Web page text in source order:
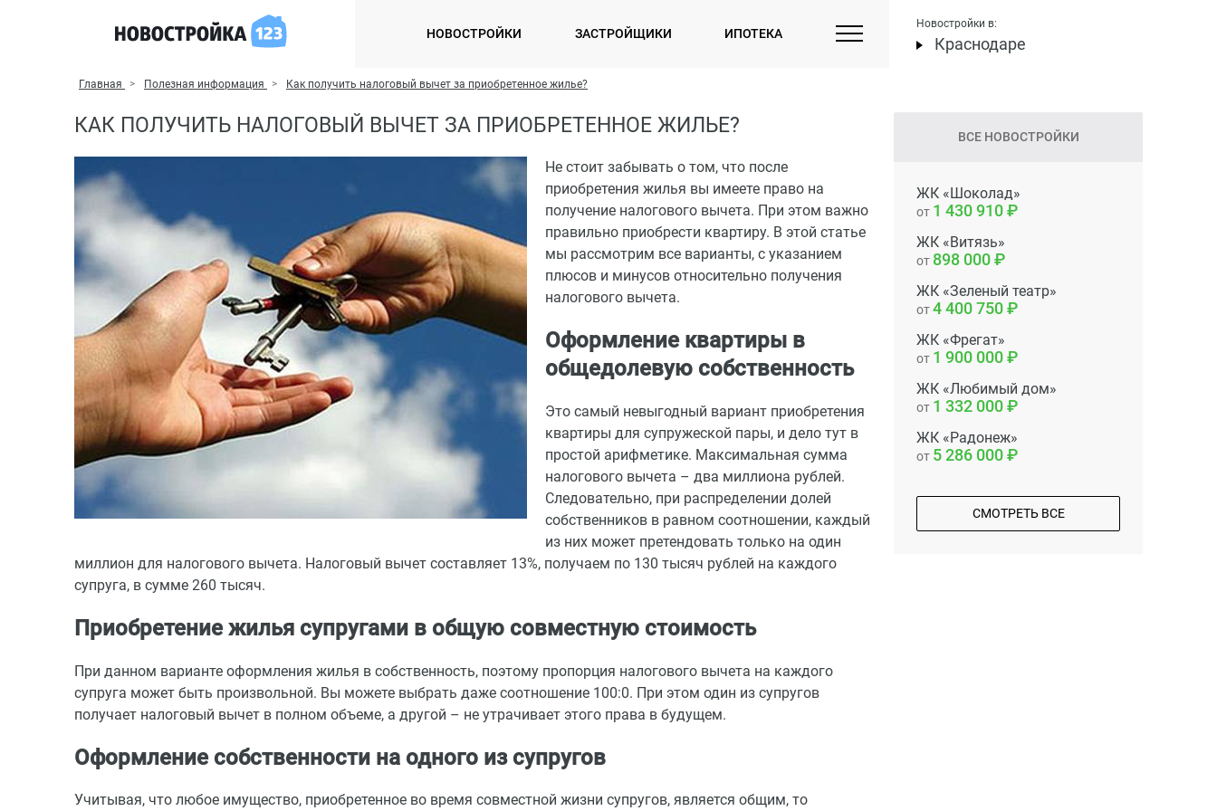
НОВОСТРОЙКИ ЗАСТРОЙЩИКИ ИПОТЕКА
Новостройки в:
Краснодаре
Главная Полезная информация Как получить налоговый вычет за приобретенное жилье?
КАК ПОЛУЧИТЬ НАЛОГОВЫЙ ВЫЧЕТ ЗА ПРИОБРЕТЕННОЕ ЖИЛЬЕ?
Не стоит забывать о том, что после
приобретения жилья вы имеете право на
получение налогового вычета. При этом важно
правильно приобрести квартиру. В этой статье
мы рассмотрим все варианты, с указанием
плюсов и минусов относительно получения
налогового вычета.
Оформление квартиры в
общедолевую собственность
Это самый невыгодный вариант приобретения
квартиры для супружеской пары, и дело тут в
простой арифметике. Максимальная сумма
налогового вычета – два миллиона рублей.
Следовательно, при распределении долей
собственников в равном соотношении, каждый
из них может претендовать только на один
миллион для налогового вычета. Налоговый вычет составляет 13%, получаем по 130 тысяч рублей на каждого
супруга, в сумме 260 тысяч.
Приобретение жилья супругами в общую совместную стоимость
При данном варианте оформления жилья в собственность, поэтому пропорция налогового вычета на каждого
супруга может быть произвольной. Вы можете выбрать даже соотношение 100:0. При этом один из супругов
получает налоговый вычет в полном объеме, а другой – не утрачивает этого права в будущем.
Оформление собственности на одного из супругов
Учитывая, что любое имущество, приобретенное во время совместной жизни супругов, является общим, то
ВСЕ НОВОСТРОЙКИ
ЖК «Шоколад»
от 1 430 910
ЖК «Витязь»
от 898 000
ЖК «Зеленый театр»
от4 400 750
ЖК «Фрегат»
от 1 900 000
ЖК «Любимый дом»
от 1 332 000
ЖК «Радонеж»
от 5 286 000
СМОТРЕТЬ ВСЕ